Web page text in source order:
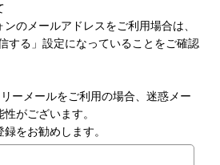
のメールアドレスをご利用場合は、
する」設定になっていることをご確認
ーメールをご利用の場合、迷惑メー
がございます。
をお勧めします。